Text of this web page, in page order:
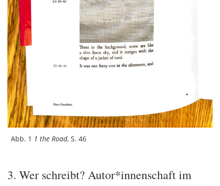
Abb. 1 1 the Road, S. 46
3. Wer schreibt? Autor*innenschaft im